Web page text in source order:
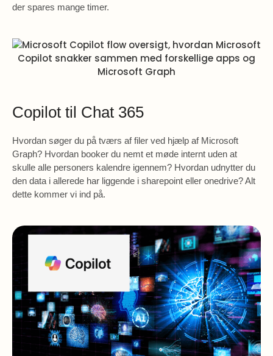
der spares mange timer.
Copilot til Chat 365
Hvordan søger du på tværs af filer ved hjælp af Microsoft
Graph? Hvordan booker du nemt et møde internt uden at
skulle alle personers kalendre igennem? Hvordan udnytter du
den data i allerede har liggende i sharepoint eller onedrive? Alt
dette kommer vi ind på.